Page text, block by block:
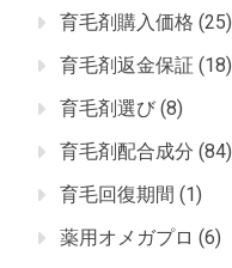
育毛剤購入価格 (25)
育毛剤返金保証 (18)
育毛剤選び (8)
育毛剤配合成分 (84)
育毛回復期間 (1)
薬用オメガプロ (6)